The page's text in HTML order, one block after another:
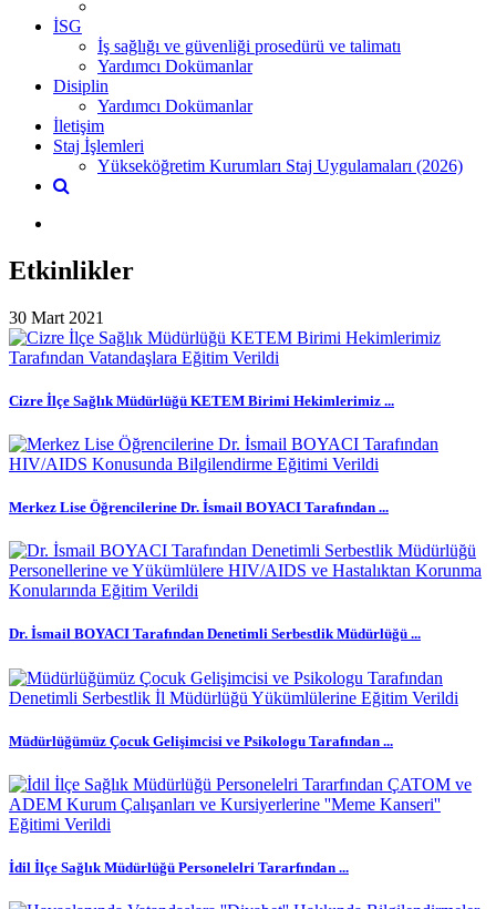
İSG
İş sağlığı ve güvenliği prosedürü ve talimatı
Yardımcı Dokümanlar
Disiplin
Yardımcı Dokümanlar
İletişim
Staj İşlemleri
Yükseköğretim Kurumları Staj Uygulamaları (2026)
Etkinlikler
30 Mart 2021
Cizre İlçe Sağlık Müdürlüğü KETEM Birimi Hekimlerimiz ...
Merkez Lise Öğrencilerine Dr. İsmail BOYACI Tarafından ...
Dr. İsmail BOYACI Tarafından Denetimli Serbestlik Müdürlüğü ...
Müdürlüğümüz Çocuk Gelişimcisi ve Psikologu Tarafından ...
İdil İlçe Sağlık Müdürlüğü Personelelri Tararfından ...